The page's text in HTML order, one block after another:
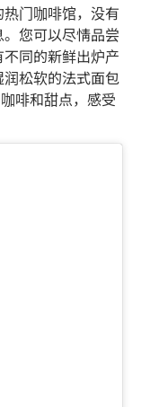
门咖啡馆，没有
您可以尽情品尝
同的新鲜出炉产
松软的法式面包
啡和甜点，感受